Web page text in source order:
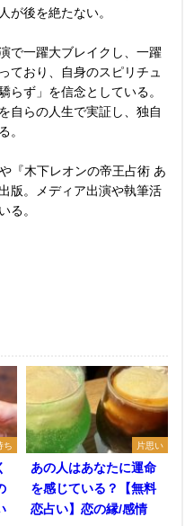
が後を絶たない。
で一躍大ブレイクし、一躍
ており、自身のスピリチュ
らず」を信念としている。
自らの人生で実証し、独自
。
『木下レオンの帝王占術 あ
版。メディア出演や執筆活
る。
ち 片思い
あの人はあなたに運命
を感じている？【無料
恋占い】恋の縁/感情